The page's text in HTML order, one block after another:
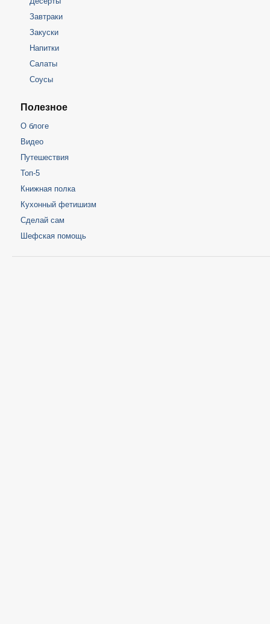
Завтраки
Закуски
Напитки
Салаты
Соусы
Полезное
О блоге
Видео
Путешествия
Топ-5
Книжная полка
Кухонный фетишизм
Сделай сам
Шефская помощь